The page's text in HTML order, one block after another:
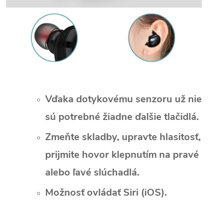
Vďaka dotykovému senzoru už nie
sú potrebné žiadne ďalšie tlačidlá.
Zmeňte skladby, upravte hlasitosť,
prijmite hovor klepnutím na pravé
alebo ľavé slúchadlá.
Možnosť ovládať Siri (iOS).